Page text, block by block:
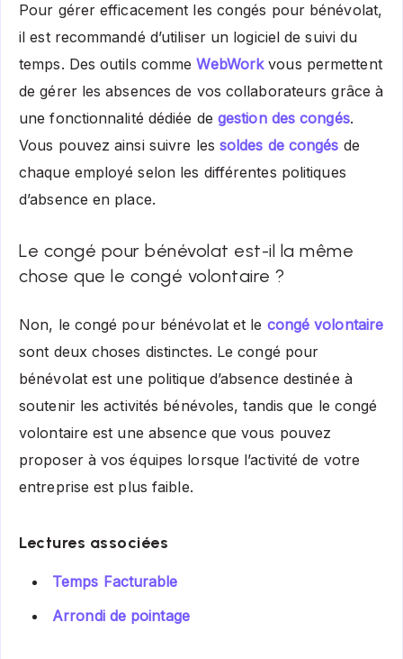
Pour gérer efficacement les congés pour bénévolat,
il est recommandé d’utiliser un logiciel de suivi du
temps. Des outils commeWebWorkvous permettent
de gérer les absences de vos collaborateurs grâce à
une fonctionnalité dédiée de gestion des congés.
Vous pouvez ainsi suivre les soldes de congés de
chaque employé selon les différentes politiques
d’absence en place.
Le congé pour bénévolat est-il la même
chose que le congé volontaire ?
Non, le congé pour bénévolat et le congé volontaire
sont deux choses distinctes. Le congé pour
bénévolat est une politique d’absence destinée à
soutenir les activités bénévoles, tandis que le congé
volontaire est une absence que vous pouvez
proposer à vos équipes lorsque l’activité de votre
entreprise est plus faible.
Lectures associées
Temps Facturable
Arrondi de pointage